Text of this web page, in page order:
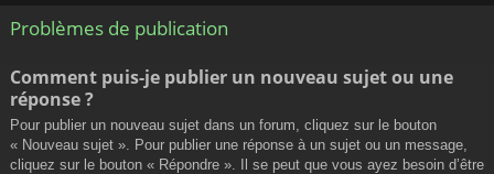
Problèmes de publication
Comment puis-je publier un nouveau sujet ou une
réponse ?
Pour publier un nouveau sujet dans un forum, cliquez sur le bouton
« Nouveau sujet ». Pour publier une réponse à un sujet ou un message,
cliquez sur le bouton « Répondre ». Il se peut que vous ayez besoin d’être